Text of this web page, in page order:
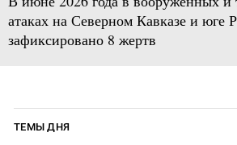
атаках на Северном Кавказе и юге
зафиксировано 8 жертв
ТЕМЫ ДНЯ